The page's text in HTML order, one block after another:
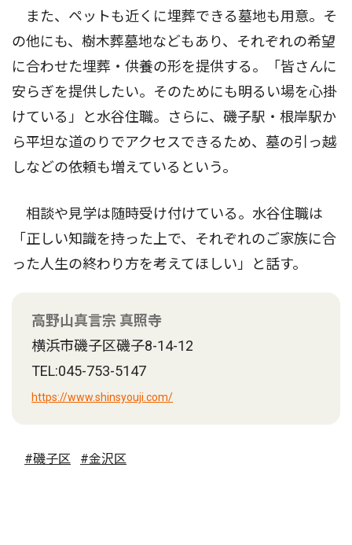
また、ペットも近くに埋葬できる墓地も用意。そ
の他にも、樹木葬墓地などもあり、それぞれの希望
に合わせた埋葬・供養の形を提供する。「皆さんに
安らぎを提供したい。そのためにも明るい場を心掛
けている」と水谷住職。さらに、磯子駅・根岸駅か
ら平坦な道のりでアクセスできるため、墓の引っ越
しなどの依頼も増えているという。
相談や見学は随時受け付けている。水谷住職は
「正しい知識を持った上で、それぞれのご家族に合
った人生の終わり方を考えてほしい」と話す。
高野山真言宗 真照寺
横浜市磯子区磯子8-14-12
TEL:045-753-5147
https://www.shinsyouji.com/
#磯子区 #金沢区